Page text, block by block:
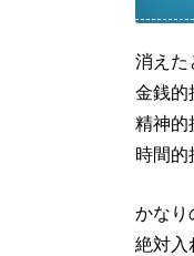
消えた
金銭的
精神的
時間的
かなり
絶対入